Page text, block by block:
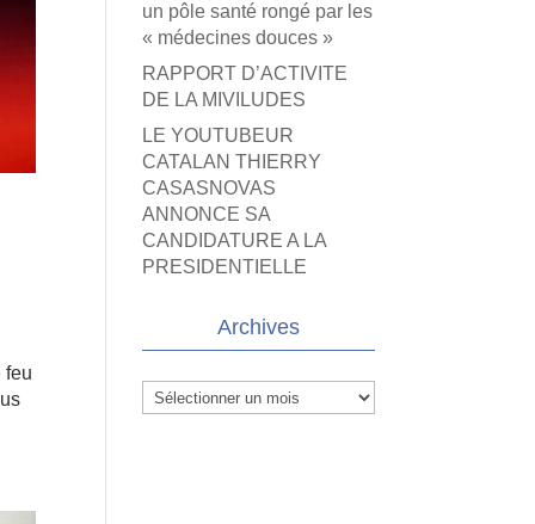
feu
un pôle santé rongé par les
« médecines douces »
RAPPORT D’ACTIVITE
DE LA MIVILUDES
LE YOUTUBEUR
CATALAN THIERRY
CASASNOVAS
ANNONCE SA
CANDIDATURE A LA
PRESIDENTIELLE
Archives
Archives